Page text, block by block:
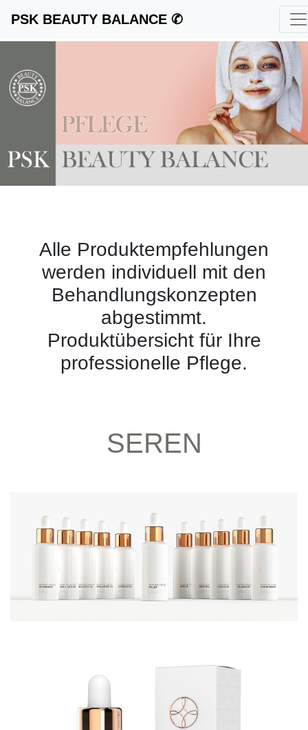
PSK BEAUTY BALANCE ✆
Alle Produktempfehlungen
werden individuell mit den
Behandlungskonzepten
abgestimmt.
Produktübersicht für Ihre
professionelle Pflege.
SEREN